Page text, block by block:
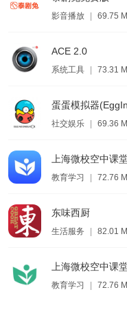
影音播放 69.75
ACE 2.0
系统工具 73.31
蛋蛋模拟器
社交娱乐 69.36
上海微校空中课
教育学习 72.76
东味西厨
生活服务 82.01
上海微校空中课
教育学习 72.76